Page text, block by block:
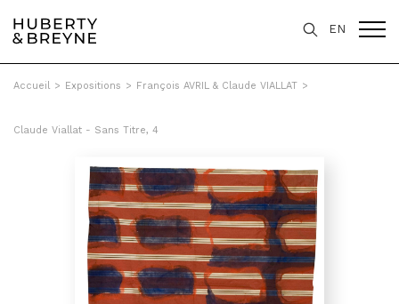
EN
Accueil > Expositions > François AVRIL & Claude VIALLAT >
Claude Viallat - Sans Titre, 4